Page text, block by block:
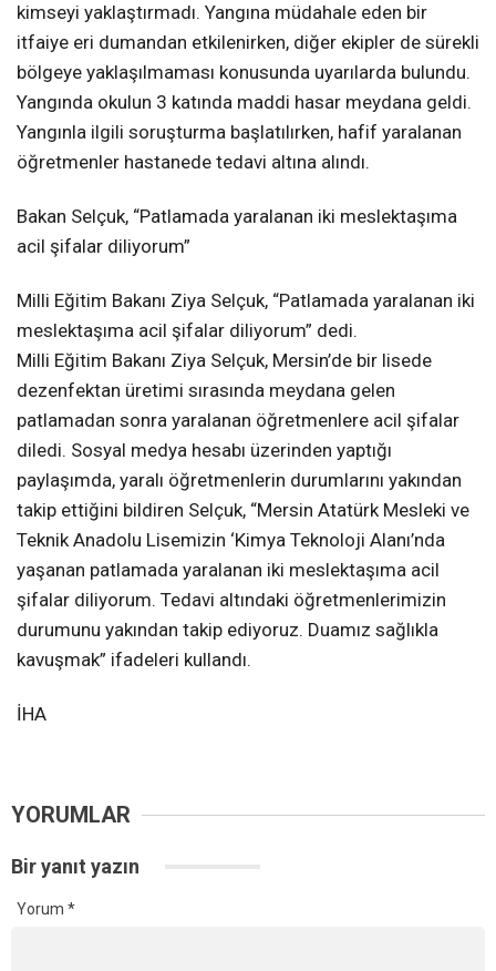
kimseyi yaklaştırmadı. Yangına müdahale eden bir
itfaiye eri dumandan etkilenirken, diğer ekipler de sürekli
bölgeye yaklaşılmaması konusunda uyarılarda bulundu.
Yangında okulun 3 katında maddi hasar meydana geldi.
Yangınla ilgili soruşturma başlatılırken, hafif yaralanan
öğretmenler hastanede tedavi altına alındı.
Bakan Selçuk, “Patlamada yaralanan iki meslektaşıma
acil şifalar diliyorum”
Milli Eğitim Bakanı Ziya Selçuk, “Patlamada yaralanan iki
meslektaşıma acil şifalar diliyorum” dedi.
Milli Eğitim Bakanı Ziya Selçuk, Mersin’de bir lisede
dezenfektan üretimi sırasında meydana gelen
patlamadan sonra yaralanan öğretmenlere acil şifalar
diledi. Sosyal medya hesabı üzerinden yaptığı
paylaşımda, yaralı öğretmenlerin durumlarını yakından
takip ettiğini bildiren Selçuk, “Mersin Atatürk Mesleki ve
Teknik Anadolu Lisemizin ‘Kimya Teknoloji Alanı’nda
yaşanan patlamada yaralanan iki meslektaşıma acil
şifalar diliyorum. Tedavi altındaki öğretmenlerimizin
durumunu yakından takip ediyoruz. Duamız sağlıkla
kavuşmak” ifadeleri kullandı.
İHA
YORUMLAR
Bir yanıt yazın
Yorum *